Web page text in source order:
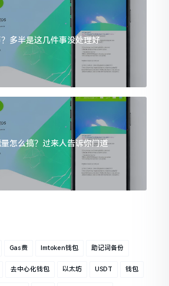
多半是这几件事没处理好
怎么搞？过来人告诉你门道
Gas费 Imtoken钱包 助记词备份
去中心化钱包 以太坊 USDT 钱包